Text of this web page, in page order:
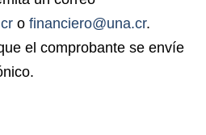
o financiero@una.cr.
el comprobante se envíe